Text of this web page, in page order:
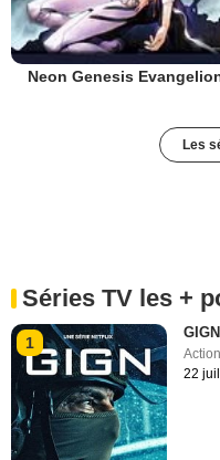
Neon Genesis
Les
Séries TV les +
1
GIGN
Action
22